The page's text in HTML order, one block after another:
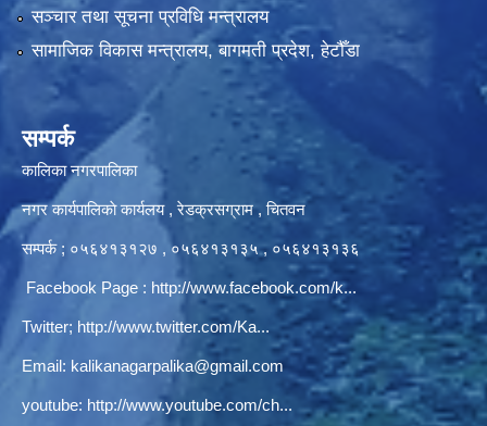
सञ्‍चार तथा सूचना प्रविधि मन्त्रालय
सामाजिक विकास मन्त्रालय, बागमती प्रदेश, हेटौँडा
सम्पर्क
कालिका नगरपालिका
नगर कार्यपालिकाे कार्यलय‍ , रेडक्रसग्राम , चितवन
सम्पर्क ; ०५६४१३१२७ , ०५६४१३१३५ , ०५६४१३१३६
Facebook Page : http://www.facebook.com/k...
Twitter; http://www.twitter.com/Ka...
Email: kalikanagarpalika@gmail.com
youtube: http://www.youtube.com/ch...